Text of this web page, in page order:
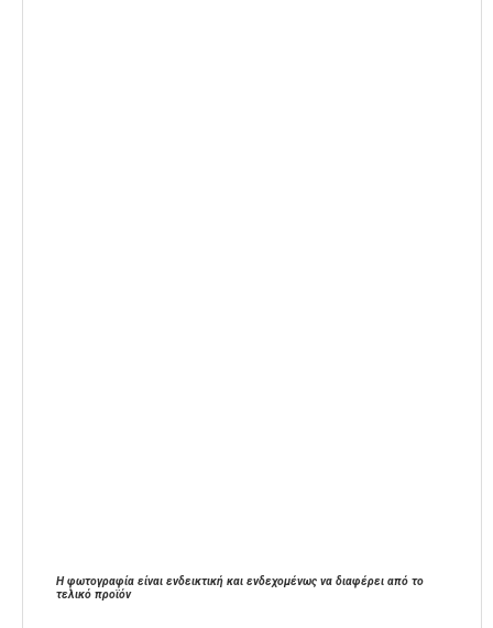
Η φωτογραφία είναι ενδεικτική και ενδεχομένως να διαφέρει από το
τελικό προϊόν